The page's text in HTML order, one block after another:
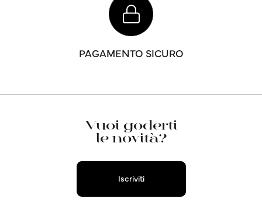
PAGAMENTO SICURO
Vuoi goderti
le novità?
Iscriviti